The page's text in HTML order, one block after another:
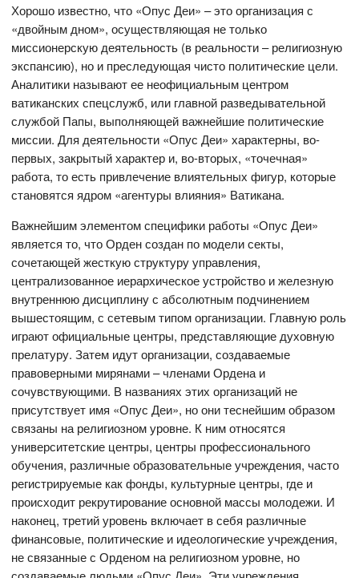
Хорошо известно, что «Опус Деи» – это организация с
«двойным дном», осуществляющая не только
миссионерскую деятельность (в реальности – религиозную
экспансию), но и преследующая чисто политические цели.
Аналитики называют ее неофициальным центром
ватиканских спецслужб, или главной разведывательной
службой Папы, выполняющей важнейшие политические
миссии. Для деятельности «Опус Деи» характерны, во-
первых, закрытый характер и, во-вторых, «точечная»
работа, то есть привлечение влиятельных фигур, которые
становятся ядром «агентуры влияния» Ватикана.
Важнейшим элементом специфики работы «Опус Деи»
является то, что Орден создан по модели секты,
сочетающей жесткую структуру управления,
централизованное иерархическое устройство и железную
внутреннюю дисциплину с абсолютным подчинением
вышестоящим, с сетевым типом организации. Главную роль
играют официальные центры, представляющие духовную
прелатуру. Затем идут организации, создаваемые
правоверными мирянами – членами Ордена и
сочувствующими. В названиях этих организаций не
присутствует имя «Опус Деи», но они теснейшим образом
связаны на религиозном уровне. К ним относятся
университетские центры, центры профессионального
обучения, различные образовательные учреждения, часто
регистрируемые как фонды, культурные центры, где и
происходит рекрутирование основной массы молодежи. И
наконец, третий уровень включает в себя различные
финансовые, политические и идеологические учреждения,
не связанные с Орденом на религиозном уровне, но